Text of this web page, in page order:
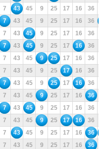
7 43 45 9 25 17 16 36
7 43 45 9 25 17 16 36
7 43 45 9 25 17 16 36
7 43 45 9 25 17 16 36
7 43 45 9 25 17 16 36
7 43 45 9 25 17 16 36
7 43 45 9 25 17 16 36
7 43 45 9 25 17 16 36
7 43 45 9 25 17 16 36
7 43 45 9 25 17 16 36
7 43 45 9 25 17 16 36
7 43 45 9 25 17 16 36